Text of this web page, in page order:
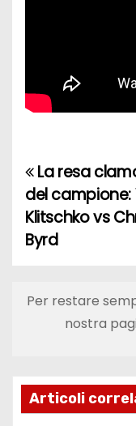
N
a
v
g
z
i
La resa
del campione:
Klitschko vs
Byrd
Per restare
nostra
Articoli